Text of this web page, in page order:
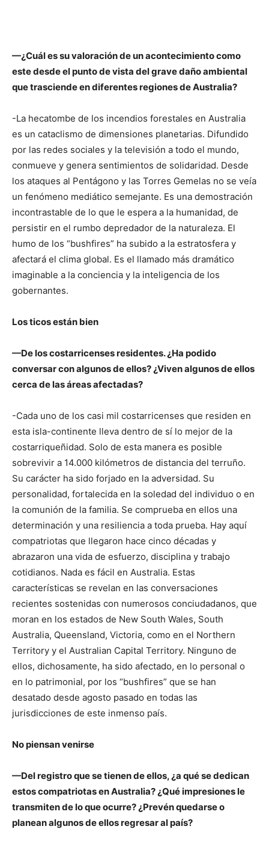
—¿Cuál es su valoración de un acontecimiento como
este desde el punto de vista del grave daño ambiental
que trasciende en diferentes regiones de Australia?
-La hecatombe de los incendios forestales en Australia
es un cataclismo de dimensiones planetarias. Difundido
por las redes sociales y la televisión a todo el mundo,
conmueve y genera sentimientos de solidaridad. Desde
los ataques al Pentágono y las Torres Gemelas no se veía
un fenómeno mediático semejante. Es una demostración
incontrastable de lo que le espera a la humanidad, de
persistir en el rumbo depredador de la naturaleza. El
humo de los “bushfires” ha subido a la estratosfera y
afectará el clima global. Es el llamado más dramático
imaginable a la conciencia y la inteligencia de los
gobernantes.
Los ticos están bien
—De los costarricenses residentes. ¿Ha podido
conversar con algunos de ellos? ¿Viven algunos de ellos
cerca de las áreas afectadas?
-Cada uno de los casi mil costarricenses que residen en
esta isla-continente lleva dentro de sí lo mejor de la
costarriqueñidad. Solo de esta manera es posible
sobrevivir a 14.000 kilómetros de distancia del terruño.
Su carácter ha sido forjado en la adversidad. Su
personalidad, fortalecida en la soledad del individuo o en
la comunión de la familia. Se comprueba en ellos una
determinación y una resiliencia a toda prueba. Hay aquí
compatriotas que llegaron hace cinco décadas y
abrazaron una vida de esfuerzo, disciplina y trabajo
cotidianos. Nada es fácil en Australia. Estas
características se revelan en las conversaciones
recientes sostenidas con numerosos conciudadanos, que
moran en los estados de New South Wales, South
Australia, Queensland, Victoria, como en el Northern
Territory y el Australian Capital Territory. Ninguno de
ellos, dichosamente, ha sido afectado, en lo personal o
en lo patrimonial, por los “bushfires” que se han
desatado desde agosto pasado en todas las
jurisdicciones de este inmenso país.
No piensan venirse
—Del registro que se tienen de ellos, ¿a qué se dedican
estos compatriotas en Australia? ¿Qué impresiones le
transmiten de lo que ocurre? ¿Prevén quedarse o
planean algunos de ellos regresar al país?